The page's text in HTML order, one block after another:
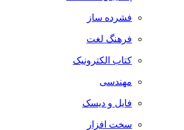
فشرده ساز
فرهنگ لغت
کتاب الکترونیک
مهندسی
فایل و دیسک
سخت افزار